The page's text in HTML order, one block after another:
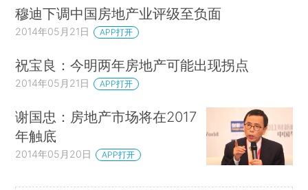
穆迪下调中国房地产业评级至负面
2014年05月21日 APP打开
祝宝良：今明两年房地产可能出现拐点
2014年05月21日 APP打开
谢国忠：房地产市场将在2017
年触底
2014年05月20日 APP打开